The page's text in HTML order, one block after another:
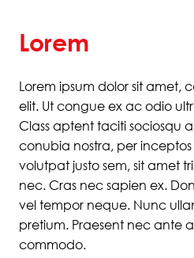
Lorem
Lorem ipsum dolor sit amet,
elit. Ut congue ex ac odio
Class aptent taciti sociosqu
conubia nostra, per inceptos
volutpat justo sem, sit amet
nec. Cras nec sapien ex.
vel tempor neque. Nunc
pretium. Praesent nec ante
commodo.